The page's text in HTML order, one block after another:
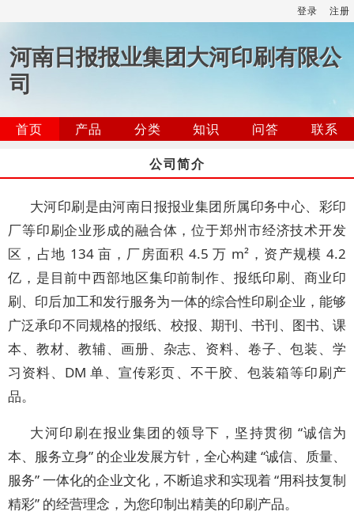
登录 注册
河南日报报业集团大河印刷有限公
司
首页 产品 分类 知识 问答
联系
公司简介
大河印刷是由河南日报报业集团所属印务中心、彩印
厂等印刷企业形成的融合体，位于郑州市经济技术开发
区，占地 134 亩，厂房面积 4.5 万 m²，资产规模 4.2
亿，是目前中西部地区集印前制作、报纸印刷、商业印
刷、印后加工和发行服务为一体的综合性印刷企业，能够
广泛承印不同规格的报纸、校报、期刊、书刊、图书、课
本、教材、教辅、画册、杂志、资料、卷子、包装、学
习资料、DM 单、宣传彩页、不干胶、包装箱等印刷产
品。
大河印刷在报业集团的领导下，坚持贯彻 “诚信为
本、服务立身” 的企业发展方针，全心构建 “诚信、质量、
服务” 一体化的企业文化，不断追求和实现着 “用科技复制
精彩” 的经营理念，为您印制出精美的印刷产品。